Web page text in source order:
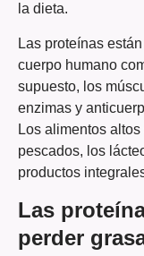
la dieta.
Las proteínas
cuerpo humano
supuesto, los
enzimas y
Los alimentos
pescados, los
productos
Las
perder